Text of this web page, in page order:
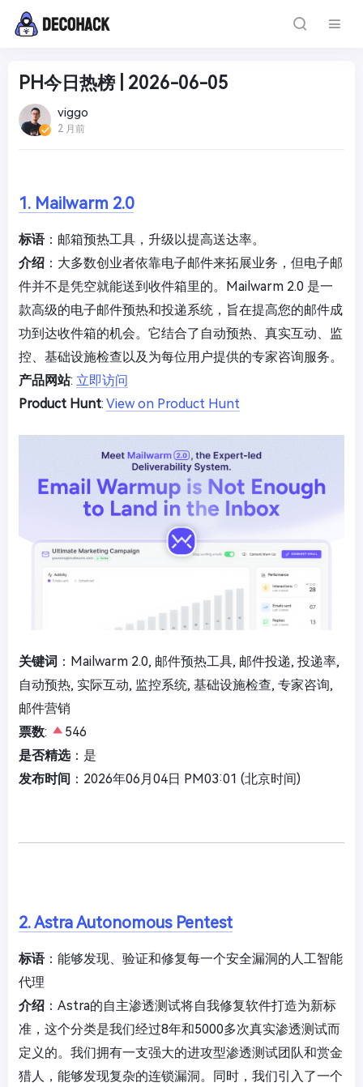
PH今日热榜 | 2026-06-05
viggo
2 月前
1. Mailwarm 2.0
标语：邮箱预热工具，升级以提高送达率。
介绍 ：大多数创业者依靠电子邮件来拓展业务，但电子邮
件并不是凭空就能送到收件箱里的。Mailwarm 2.0 是一
款高级的电子邮件预热和投递系统，旨在提高您的邮件成
功到达收件箱的机会。它结合了自动预热、真实互动、监
控、基础设施检查以及为每位用户提供的专家咨询服务。
产品网站: 立即访问
Product Hunt: View on Product Hunt
关键词 ：Mailwarm 2.0, 邮件预热工具, 邮件投递, 投递率,
自动预热, 实际互动, 监控系统, 基础设施检查, 专家咨询,
邮件营销
票数:
546
是否精选：是
发布时间 ：2026年06月04日 PM03:01 (北京时间)
2. Astra Autonomous Pentest
标语：能够发现、验证和修复每一个安全漏洞的人工智能
代理
介绍 ：Astra的自主渗透测试将自我修复软件打造为新标
准，这个分类是我们经过8年和5000多次真实渗透测试而
定义的。我们拥有一支强大的进攻型渗透测试团队和赏金
猎人，能够发现复杂的连锁漏洞。同时，我们引入了一个